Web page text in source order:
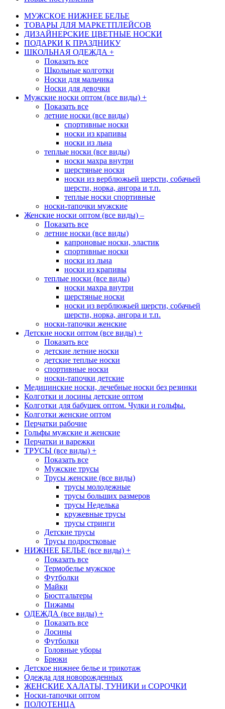
МУЖСКОЕ НИЖНЕЕ БЕЛЬЕ
ТОВАРЫ ДЛЯ МАРКЕТПЛЕЙСОВ
ДИЗАЙНЕРСКИЕ ЦВЕТНЫЕ НОСКИ
ПОДАРКИ К ПРАЗДНИКУ
ШКОЛЬНАЯ ОДЕЖДА +
Показать все
Школьные колготки
Носки для мальчика
Носки для девочки
Мужские носки оптом (все виды) +
Показать все
летние носки (все виды)
спортивные носки
носки из крапивы
носки из льна
теплые носки (все виды)
носки махра внутри
шерстяные носки
носки из верблюжьей шерсти, собачьей
шерсти, норка, ангора и т.п.
теплые носки спортивные
носки-тапочки мужские
Женские носки оптом (все виды) –
Показать все
летние носки (все виды)
капроновые носки, эластик
спортивные носки
носки из льна
носки из крапивы
теплые носки (все виды)
носки махра внутри
шерстяные носки
носки из верблюжьей шерсти, собачьей
шерсти, норка, ангора и т.п.
носки-тапочки женские
Детские носки оптом (все виды) +
Показать все
детские летние носки
детские теплые носки
спортивные носки
носки-тапочки детские
Медицинские носки, лечебные носки без резинки
Колготки и лосины детские оптом
Колготки для бабушек оптом. Чулки и гольфы.
Колготки женские оптом
Перчатки рабочие
Гольфы мужские и женские
Перчатки и варежки
ТРУСЫ (все виды) +
Показать все
Мужские трусы
Трусы женские (все виды)
трусы молодежные
трусы больших размеров
трусы Неделька
кружевные трусы
трусы стринги
Детские трусы
Трусы подростковые
НИЖНЕЕ БЕЛЬЕ (все виды) +
Показать все
Термобелье мужское
Футболки
Майки
Бюстгальтеры
Пижамы
ОДЕЖДА (все виды) +
Показать все
Лосины
Футболки
Головные уборы
Брюки
Детское нижнее белье и трикотаж
Одежда для новорожденных
ЖЕНСКИЕ ХАЛАТЫ, ТУНИКИ и СОРОЧКИ
Носки-тапочки оптом
ПОЛОТЕНЦА